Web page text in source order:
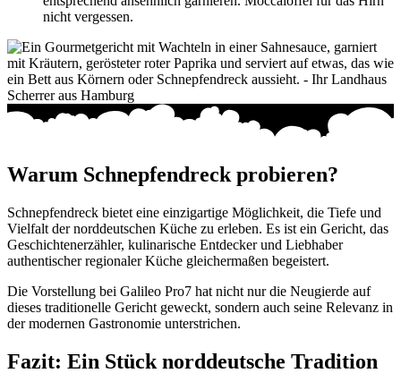
nicht vergessen.
Warum Schnepfendreck probieren?
Schnepfendreck bietet eine einzigartige Möglichkeit, die Tiefe und
Vielfalt der norddeutschen Küche zu erleben. Es ist ein Gericht, das
Geschichtenerzähler, kulinarische Entdecker und Liebhaber
authentischer regionaler Küche gleichermaßen begeistert.
Die Vorstellung bei Galileo Pro7 hat nicht nur die Neugierde auf
dieses traditionelle Gericht geweckt, sondern auch seine Relevanz in
der modernen Gastronomie unterstrichen.
Fazit: Ein Stück norddeutsche Tradition